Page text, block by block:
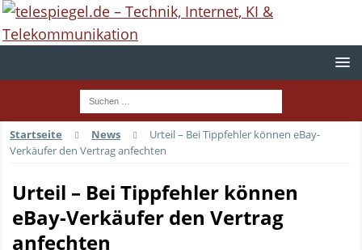
Startseite News
Urteil – Bei Tippfehler können eBay-
Verkäufer den Vertrag anfechten
Urteil – Bei Tippfehler können
eBay-Verkäufer den Vertrag
anfechten